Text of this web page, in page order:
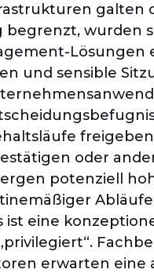
galten
begrenzt, wurden
und sensible
oder
potenziell
ist eine
erwarten